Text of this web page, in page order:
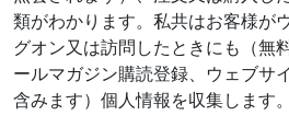
類がわかります。私共はお客様が
グオン又は訪問したときにも（無
ールマガジン購読登録、ウェブサ
含みます）個人情報を収集します。